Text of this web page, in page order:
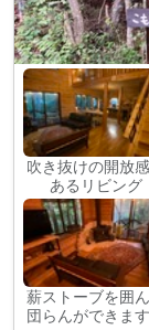
吹き抜けの開放
あるリビング
薪ストーブを囲
団らんができます